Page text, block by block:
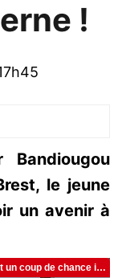
!
Bandiougou
le jeune
un avenir à